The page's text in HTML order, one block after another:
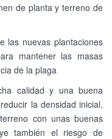
de planta y terreno de
las nuevas plantaciones
mantener las masas
de la plaga
calidad y una buena
la densidad inicial,
con unas buenas
también el riesgo de